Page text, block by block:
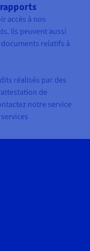
accès à nos
Ils peuvent aussi
relatifs à
réalisés par des
de
notre service